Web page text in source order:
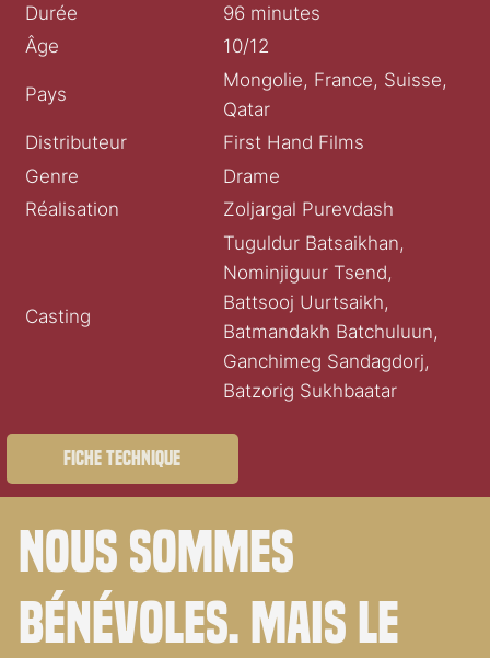
Durée
96 minutes
Âge
10/12
Pays
Mongolie, France, Suisse,
Qatar
Distributeur
First Hand Films
Genre
Drame
Réalisation
Zoljargal Purevdash
Casting
Tuguldur Batsaikhan,
Nominjiguur Tsend,
Battsooj Uurtsaikh,
Batmandakh Batchuluun,
Ganchimeg Sandagdorj,
Batzorig Sukhbaatar
Fiche technique
Nous sommes
bénévoles. Mais le